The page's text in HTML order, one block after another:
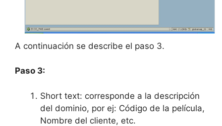
A continuación se describe el paso 3.
Paso 3:
Short text: corresponde a la descripción
del dominio, por ej: Código de la película,
Nombre del cliente, etc.